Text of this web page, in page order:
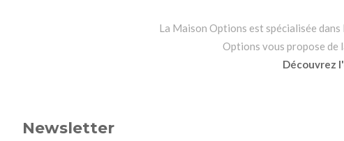
La Maison Options est spécialisée
Options vous propose de
Découvrez
Newsletter